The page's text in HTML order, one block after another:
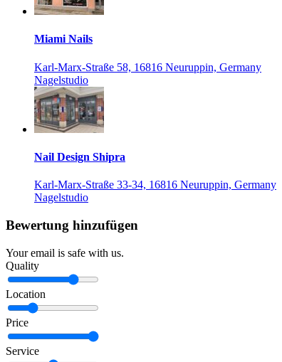
Miami Nails
Karl-Marx-Straße 58, 16816 Neuruppin, Germany
Nagelstudio
Nail Design Shipra
Karl-Marx-Straße 33-34, 16816 Neuruppin, Germany
Nagelstudio
Bewertung hinzufügen
Your email is safe with us.
Quality
Location
Price
Service